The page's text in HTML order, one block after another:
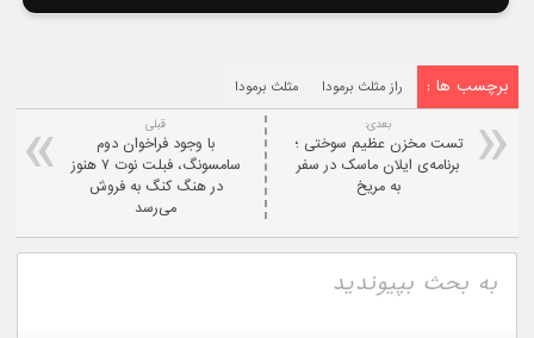
برچسب ها : راز مثلث برمودا مثلث برمودا
قبلی
با وجود فراخوان دوم
سامسونگ، فبلت نوت ۷ هنوز
در هنگ کنگ به فروش
می‌رسد
بعدی:
تست مخزن عظیم سوختی ؛
برنامه‌ی ایلان ماسک در سفر
به مریخ